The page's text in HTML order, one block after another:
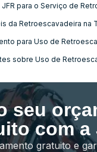
para o Serviço de
da Retroescavadeira na
para Uso de
sobre Uso de
seu
com a
gratuito e